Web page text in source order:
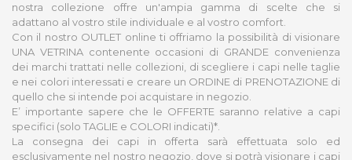
nostra collezione offre un'ampia gamma di scelte che si
adattano al vostro stile individuale e al vostro comfort.
Con il nostro OUTLET online ti offriamo la possibilità di visionare
UNA VETRINA contenente occasioni di GRANDE convenienza
dei marchi trattati nelle collezioni, di scegliere i capi nelle taglie
e nei colori interessati e creare un ORDINE di PRENOTAZIONE di
quello che si intende poi acquistare in negozio.
E’ importante sapere che le OFFERTE saranno relative a capi
specifici (solo TAGLIE e COLORI indicati)*.
La consegna dei capi in offerta sarà effettuata solo ed
esclusivamente nel nostro negozio, dove si potrà visionare i capi